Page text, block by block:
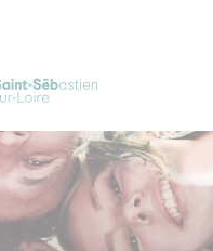
Accueil
Découvrir la ville